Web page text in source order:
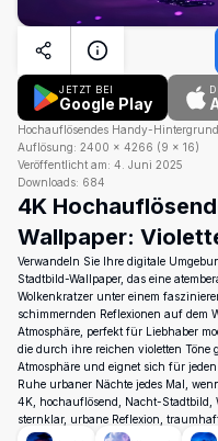
JETZT BEI
Google Play
Hochauflösendes Handy-
Auflösung: 2400 × 4266 (9 × 16)
Veröffentlicht am: 4. Juni 2025
Downloads: 684
4K
Wallpaper:
Verwandeln Sie Ihre digitale
Stadtbild-Wallpaper, das eine
Wolkenkratzer unter einem
schimmernden Reflexionen auf dem
Atmosphäre, perfekt für Liebhaber
die durch ihre reichen violetten Töne
Atmosphäre und eignet sich für
Ruhe urbaner Nächte jedes Mal,
4K, hochauflösend, Nacht-Stadtbild,
sternklar, urbane Reflexion,